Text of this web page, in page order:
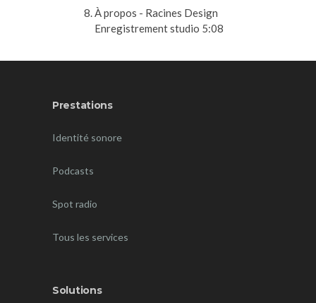
À propos - Racines Design
Enregistrement studio 5:08
Prestations
Identité sonore
Podcasts
Spot radio
Tous les services
Solutions